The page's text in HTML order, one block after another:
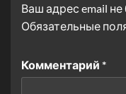
Ваш адрес email не
Обязательные
Комментарий *